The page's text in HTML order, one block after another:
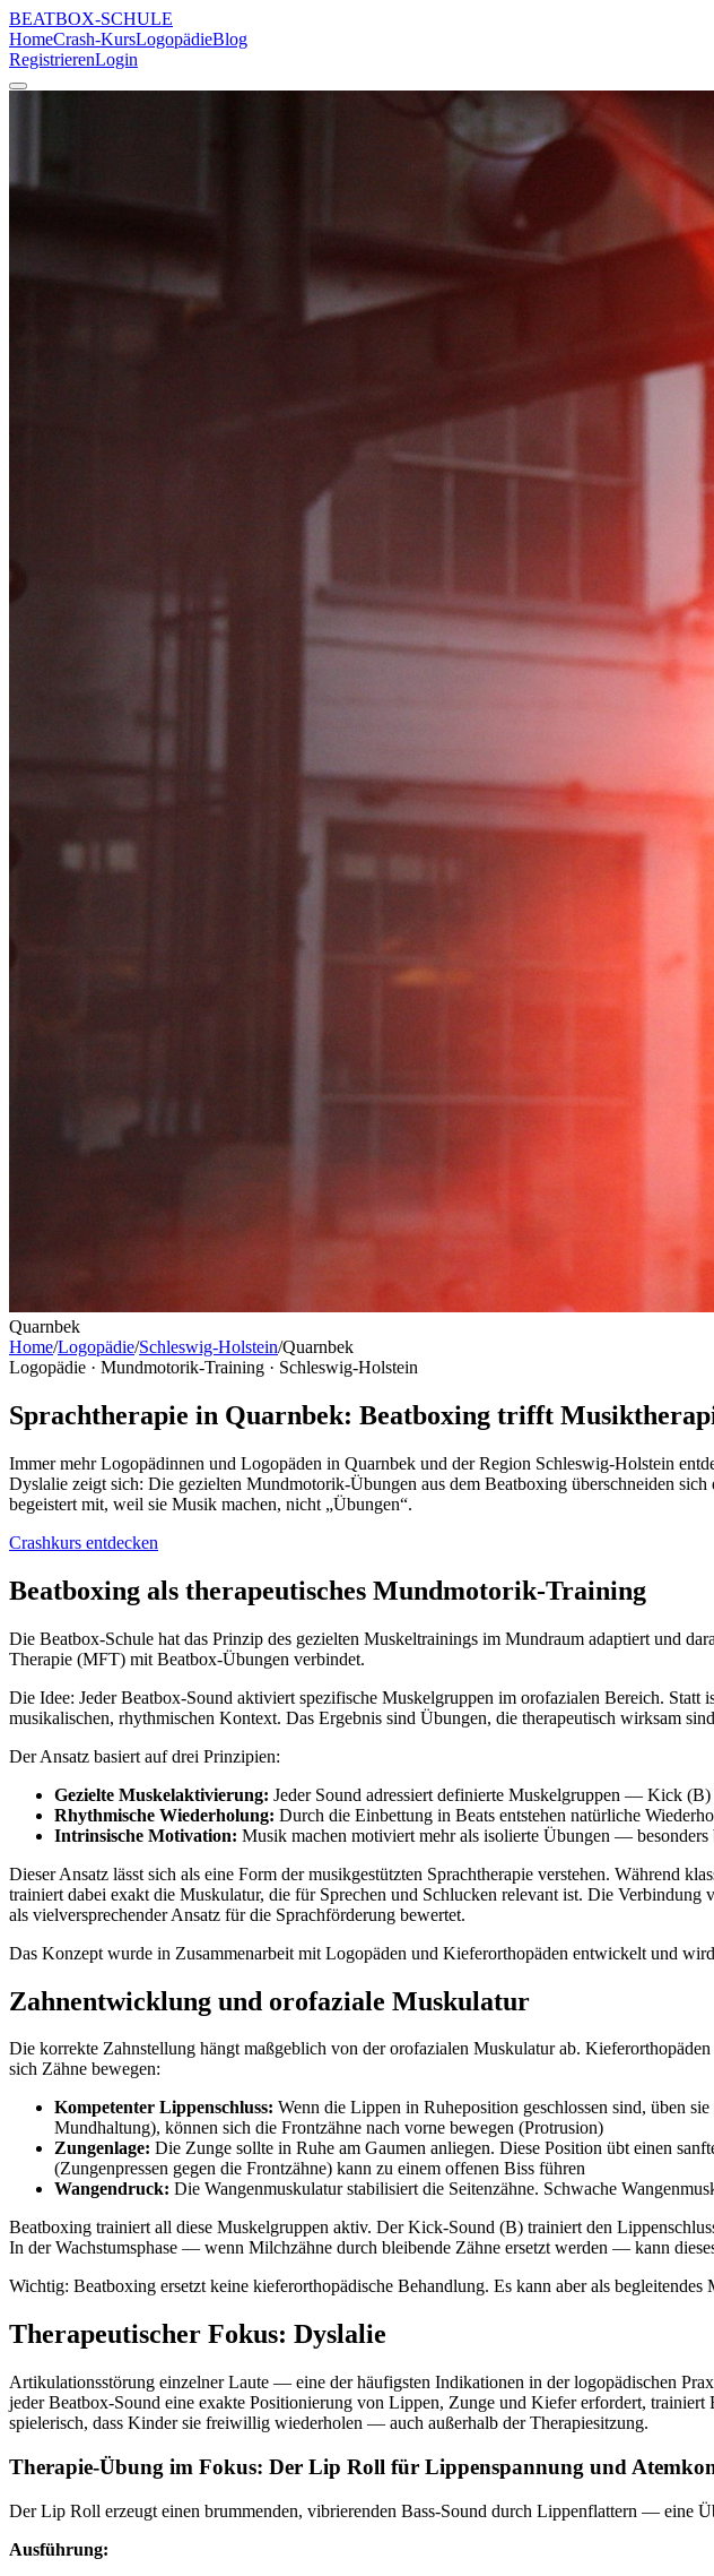
BEATBOX-SCHULE
HomeCrash-KursLogopädieBlog
RegistrierenLogin
Quarnbek
Home/Logopädie/Schleswig-Holstein/Quarnbek
Logopädie · Mundmotorik-Training · Schleswig-Holstein
Sprachtherapie in Quarnbek: Beatboxing trifft
Immer mehr Logopädinnen und Logopäden in Quarnbek und der Region Schleswig-Holstein
Dyslalie zeigt sich: Die gezielten Mundmotorik-Übungen aus dem Beatboxing überschneiden
begeistert mit, weil sie Musik machen, nicht „Übungen“.
Crashkurs entdecken
Beatboxing als therapeutisches Mundmotorik-Training
Die Beatbox-Schule hat das Prinzip des gezielten Muskeltrainings im Mundraum adaptiert und
Therapie (MFT) mit Beatbox-Übungen verbindet.
Die Idee: Jeder Beatbox-Sound aktiviert spezifische Muskelgruppen im orofazialen Bereich.
musikalischen, rhythmischen Kontext. Das Ergebnis sind Übungen, die therapeutisch wirksam
Der Ansatz basiert auf drei Prinzipien:
Gezielte Muskelaktivierung: Jeder Sound adressiert definierte Muskelgruppen — Kick
Rhythmische Wiederholung: Durch die Einbettung in Beats entstehen natürliche
Intrinsische Motivation: Musik machen motiviert mehr als isolierte Übungen —
Dieser Ansatz lässt sich als eine Form der musikgestützten Sprachtherapie verstehen. Während
trainiert dabei exakt die Muskulatur, die für Sprechen und Schlucken relevant ist. Die
als vielversprechender Ansatz für die Sprachförderung bewertet.
Das Konzept wurde in Zusammenarbeit mit Logopäden und Kieferorthopäden entwickelt und
Zahnentwicklung und orofaziale Muskulatur
Die korrekte Zahnstellung hängt maßgeblich von der orofazialen Muskulatur ab.
sich Zähne bewegen:
Kompetenter Lippenschluss: Wenn die Lippen in Ruheposition geschlossen sind, üben
Mundhaltung), können sich die Frontzähne nach vorne bewegen (Protrusion)
Zungenlage: Die Zunge sollte in Ruhe am Gaumen anliegen. Diese Position übt einen
(Zungenpressen gegen die Frontzähne) kann zu einem offenen Biss führen
Wangendruck: Die Wangenmuskulatur stabilisiert die Seitenzähne. Schwache
Beatboxing trainiert all diese Muskelgruppen aktiv. Der Kick-Sound (B) trainiert den
In der Wachstumsphase — wenn Milchzähne durch bleibende Zähne ersetzt werden — kann
Wichtig: Beatboxing ersetzt keine kieferorthopädische Behandlung. Es kann aber als
Therapeutischer Fokus: Dyslalie
Artikulationsstörung einzelner Laute — eine der häufigsten Indikationen in der logopädischen
jeder Beatbox-Sound eine exakte Positionierung von Lippen, Zunge und Kiefer erfordert,
spielerisch, dass Kinder sie freiwillig wiederholen — auch außerhalb der Therapiesitzung.
Therapie-Übung im Fokus: Der Lip Roll für Lippenspannung und
Der Lip Roll erzeugt einen brummenden, vibrierenden Bass-Sound durch Lippenflattern — eine
Ausführung: